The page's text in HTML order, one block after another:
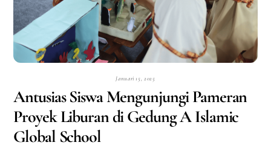
Januari 15, 2025
Antusias Siswa Mengunjungi Pameran
Proyek Liburan di Gedung A Islamic
Global School